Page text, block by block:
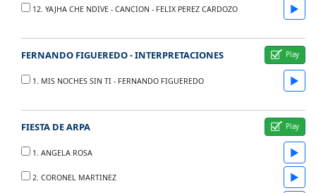
12. YAJHA CHE NDIVE - CANCION - FELIX PEREZ CARDOZO ▶
FERNANDO FIGUEREDO - INTERPRETACIONES
1. MIS NOCHES SIN TI - FERNANDO FIGUEREDO ▶
FIESTA DE ARPA
1. ANGELA ROSA ▶
2. CORONEL MARTINEZ ▶